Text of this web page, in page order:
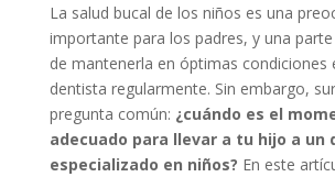
La salud bucal de los niños es una
importante para los padres, y una
de mantenerla en óptimas condiciones
dentista regularmente. Sin embargo,
pregunta común: ¿cuándo es el
adecuado para llevar a tu hijo a un
especializado en niños? En este